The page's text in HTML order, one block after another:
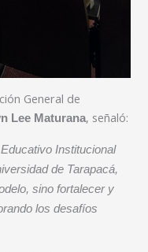
General de
Lee Maturana, señaló:
Institucional
de Tarapacá,
sino fortalecer y
los desafíos